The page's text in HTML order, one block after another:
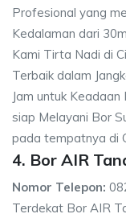
Profesional yang
Kedalaman dari
Kami Tirta Nadi di
Terbaik dalam
Jam untuk
siap Melayani Bor
pada tempatnya di
4. Bor AIR
Nomor Telepon:
Terdekat Bor AIR